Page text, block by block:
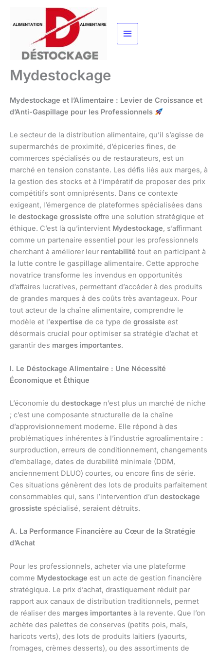
contenu
Mydestockage
Mydestockage et l’Alimentaire : Levier de Croissance et
d’Anti-Gaspillage pour les Professionnels
Le secteur de la distribution alimentaire, qu’il s’agisse de
supermarchés de proximité, d’épiceries fines, de
commerces spécialisés ou de restaurateurs, est un
marché en tension constante. Les défis liés aux marges, à
la gestion des stocks et à l’impératif de proposer des prix
compétitifs sont omniprésents. Dans ce contexte
exigeant, l’émergence de plateformes spécialisées dans
le destockage grossiste offre une solution stratégique et
éthique. C’est là qu’intervient Mydestockage, s’affirmant
comme un partenaire essentiel pour les professionnels
cherchant à améliorer leur rentabilité tout en participant à
la lutte contre le gaspillage alimentaire. Cette approche
novatrice transforme les invendus en opportunités
d’affaires lucratives, permettant d’accéder à des produits
de grandes marques à des coûts très avantageux. Pour
tout acteur de la chaîne alimentaire, comprendre le
modèle et l’expertise de ce type de grossiste est
désormais crucial pour optimiser sa stratégie d’achat et
garantir des marges importantes.
I. Le Déstockage Alimentaire : Une Nécessité
Économique et Éthique
L’économie du destockage n’est plus un marché de niche
; c’est une composante structurelle de la chaîne
d’approvisionnement moderne. Elle répond à des
problématiques inhérentes à l’industrie agroalimentaire :
surproduction, erreurs de conditionnement, changements
d’emballage, dates de durabilité minimale (DDM,
anciennement DLUO) courtes, ou encore fins de série.
Ces situations génèrent des lots de produits parfaitement
consommables qui, sans l’intervention d’un destockage
grossiste spécialisé, seraient détruits.
A. La Performance Financière au Cœur de la Stratégie
d’Achat
Pour les professionnels, acheter via une plateforme
comme Mydestockage est un acte de gestion financière
stratégique. Le prix d’achat, drastiquement réduit par
rapport aux canaux de distribution traditionnels, permet
de réaliser des marges importantes à la revente. Que l’on
achète des palettes de conserves (petits pois, maïs,
haricots verts), des lots de produits laitiers (yaourts,
fromages, crèmes desserts), ou des assortiments de